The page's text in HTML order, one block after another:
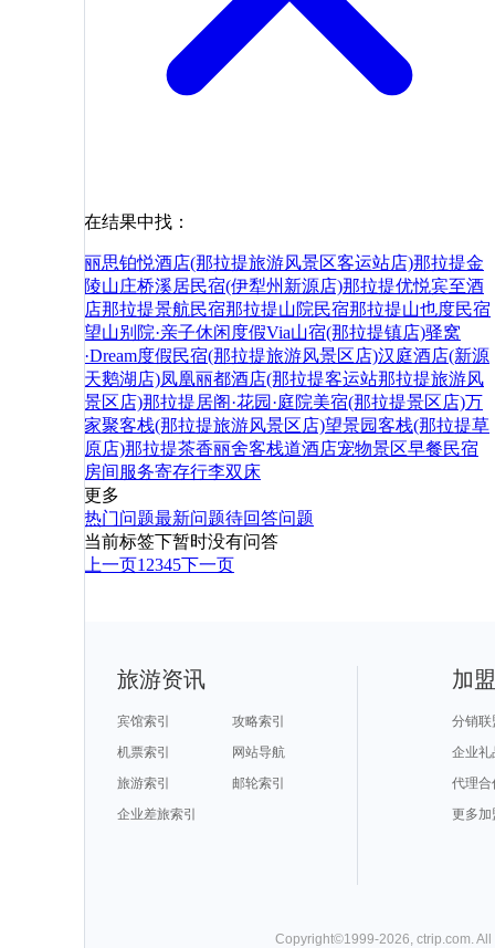
在结果中找：
丽思铂悦酒店(那拉提旅游风景区客运站店)那拉提金
陵山庄桥溪居民宿(伊犁州新源店)那拉提优悦宾至酒
店那拉提景航民宿那拉提山院民宿那拉提山也度民宿
望山别院·亲子休闲度假Via山宿(那拉提镇店)驿窝
·Dream度假民宿(那拉提旅游风景区店)汉庭酒店(新源
天鹅湖店)凤凰丽都酒店(那拉提客运站那拉提旅游风
景区店)那拉提居阁·花园·庭院美宿(那拉提景区店)万
家聚客栈(那拉提旅游风景区店)望景园客栈(那拉提草
原店)那拉提茶香丽舍客栈道酒店宠物景区早餐民宿
房间 服务寄存行李双床
更多
热门问题最新问题待回答问题
当前标签下暂时没有问答
上一页1 2345下一页
旅游资讯
宾馆索引
攻略索引
机票索引
网站导航
旅游索引
邮轮索引
企业差旅索引
加
分销联
企业礼
代理合
更多加
Copyright©1999-2026, ctrip.com.